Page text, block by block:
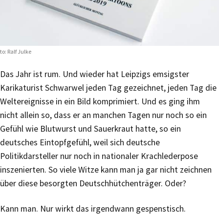
Ralf Julke
Das Jahr ist rum. Und wieder hat Leipzigs emsigster
Karikaturist Schwarwel jeden Tag gezeichnet, jeden Tag die
Weltereignisse in ein Bild komprimiert. Und es ging ihm
nicht allein so, dass er an manchen Tagen nur noch so ein
Gefühl wie Blutwurst und Sauerkraut hatte, so ein
deutsches Eintopfgefühl, weil sich deutsche
Politikdarsteller nur noch in nationaler Krachlederpose
inszenierten. So viele Witze kann man ja gar nicht zeichnen
über diese besorgten Deutschhütchenträger. Oder?
Kann man. Nur wirkt das irgendwann gespenstisch.